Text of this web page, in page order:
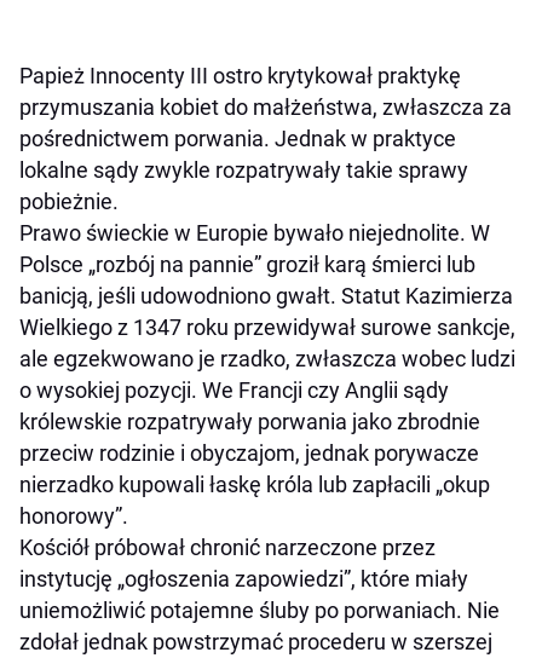
Papież Innocenty III ostro krytykował praktykę
przymuszania kobiet do małżeństwa, zwłaszcza za
pośrednictwem porwania. Jednak w praktyce
lokalne sądy zwykle rozpatrywały takie sprawy
pobieżnie.
Prawo świeckie w Europie bywało niejednolite. W
Polsce „rozbój na pannie” groził karą śmierci lub
banicją, jeśli udowodniono gwałt. Statut Kazimierza
Wielkiego z 1347 roku przewidywał surowe sankcje,
ale egzekwowano je rzadko, zwłaszcza wobec ludzi
o wysokiej pozycji. We Francji czy Anglii sądy
królewskie rozpatrywały porwania jako zbrodnie
przeciw rodzinie i obyczajom, jednak porywacze
nierzadko kupowali łaskę króla lub zapłacili „okup
honorowy”.
Kościół próbował chronić narzeczone przez
instytucję „ogłoszenia zapowiedzi”, które miały
uniemożliwić potajemne śluby po porwaniach. Nie
zdołał jednak powstrzymać procederu w szerszej